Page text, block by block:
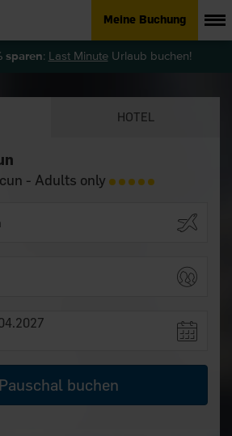
Meine Buchung
sparen: Last MinuteUrlaub buchen!
HOTEL
- Adults only
Pauschal buchen